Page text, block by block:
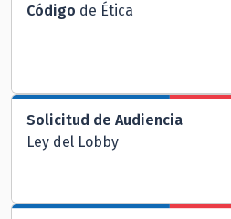
Código de Ética
Solicitud de Audiencia
Ley del Lobby